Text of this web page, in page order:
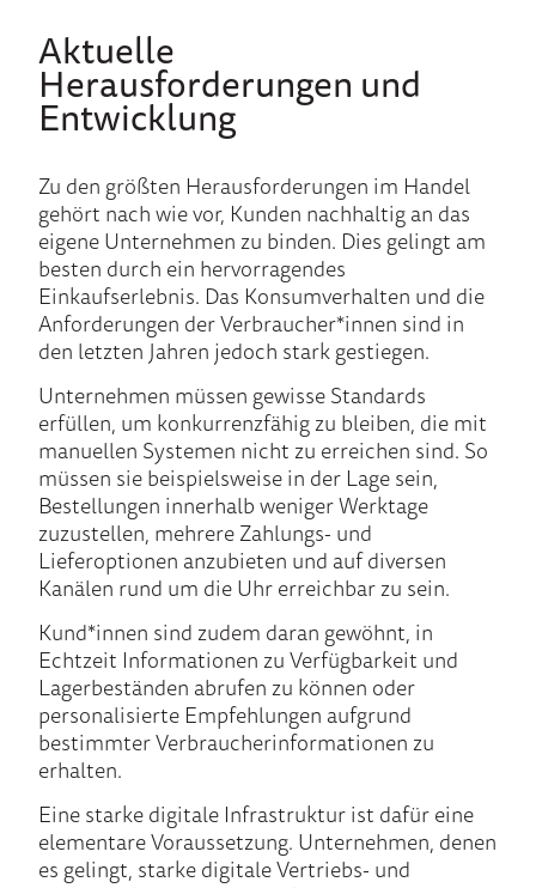
Aktuelle
Herausforderungen und
Entwicklung
Zu den größten Herausforderungen im Handel
gehört nach wie vor, Kunden nachhaltig an das
eigene Unternehmen zu binden. Dies gelingt am
besten durch ein hervorragendes
Einkaufserlebnis. Das Konsumverhalten und die
Anforderungen der Verbraucher*innen sind in
den letzten Jahren jedoch stark gestiegen.
Unternehmen müssen gewisse Standards
erfüllen, um konkurrenzfähig zu bleiben, die mit
manuellen Systemen nicht zu erreichen sind. So
müssen sie beispielsweise in der Lage sein,
Bestellungen innerhalb weniger Werktage
zuzustellen, mehrere Zahlungs- und
Lieferoptionen anzubieten und auf diversen
Kanälen rund um die Uhr erreichbar zu sein.
Kund*innen sind zudem daran gewöhnt, in
Echtzeit Informationen zu Verfügbarkeit und
Lagerbeständen abrufen zu können oder
personalisierte Empfehlungen aufgrund
bestimmter Verbraucherinformationen zu
erhalten.
Eine starke digitale Infrastruktur ist dafür eine
elementare Voraussetzung. Unternehmen, denen
es gelingt, starke digitale Vertriebs- und